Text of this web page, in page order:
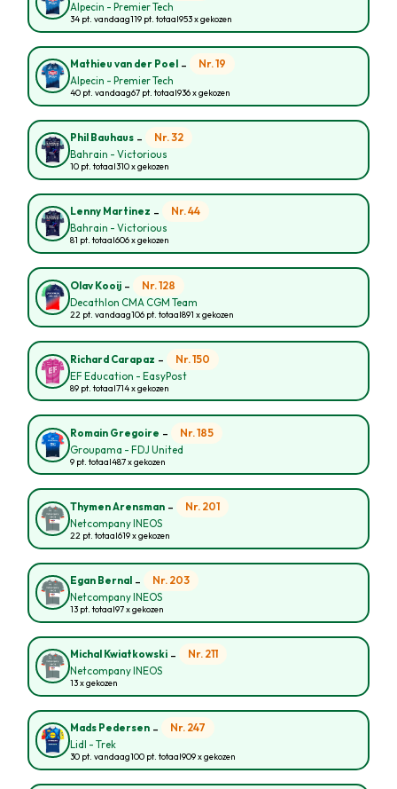
Alpecin - Premier Tech
34 pt. vandaag119 pt. totaal953 x gekozen
Mathieu van der Poel - Nr. 19
Alpecin - Premier Tech
40 pt. vandaag67 pt. totaal936 x gekozen
Phil Bauhaus - Nr. 32
Bahrain - Victorious
10 pt. totaal310 x gekozen
Lenny Martinez - Nr. 44
Bahrain - Victorious
81 pt. totaal606 x gekozen
Olav Kooij - Nr. 128
Decathlon CMA CGM Team
22 pt. vandaag106 pt. totaal891 x gekozen
Richard Carapaz - Nr. 150
EF Education - EasyPost
89 pt. totaal714 x gekozen
Romain Gregoire - Nr. 185
Groupama - FDJ United
9 pt. totaal487 x gekozen
Thymen Arensman - Nr. 201
Netcompany INEOS
22 pt. totaal619 x gekozen
Egan Bernal - Nr. 203
Netcompany INEOS
13 pt. totaal97 x gekozen
Michal Kwiatkowski - Nr. 211
Netcompany INEOS
13 x gekozen
Mads Pedersen - Nr. 247
Lidl - Trek
30 pt. vandaag100 pt. totaal909 x gekozen